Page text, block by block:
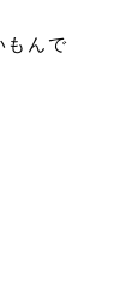
もんで